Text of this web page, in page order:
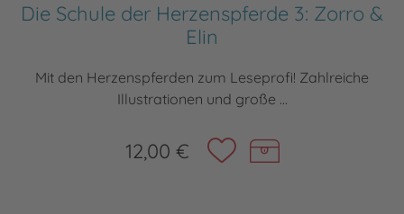
Die Schule der Herzenspferde 3: Zorro &
Elin
Mit den Herzenspferden zum Leseprofi! Zahlreiche
Illustrationen und große ...
12,00 €